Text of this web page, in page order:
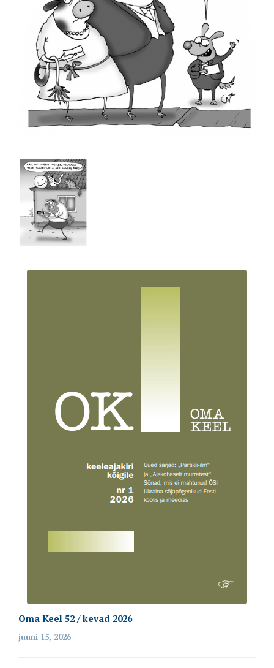
Oma Keel 52 / kevad 2026
juuni 15, 2026